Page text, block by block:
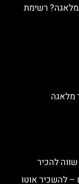
רשימת
מלאגה
להכיר
להשכיר אוטו